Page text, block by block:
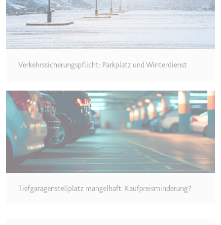
Ablauf:
Sitzung
Typ:
HTTP-Cookie
__Secure-YNID
Zweck:
Wird verwendet, um die
Interaktion der Nutzer mit
eingebetteten Inhalten zu
verfolgen.
Ablauf:
180 Tage
Typ:
HTTP-Cookie
LAST_RESULT_ENTRY_KEY
Verkehrssicherungspflicht: Parkplatz und Winterdienst
Tiefgaragenstellplatz mangelhaft: Kaufpreisminderung?